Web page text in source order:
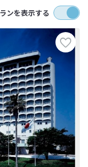
ンを表示する